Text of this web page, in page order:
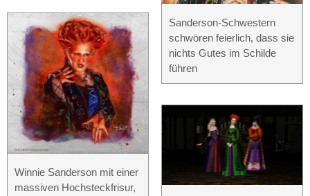
Winnie Sanderson mit einer
massiven Hochsteckfrisur,
Sanderson-Schwestern
schwören feierlich, dass sie
nichts Gutes im Schilde
führen